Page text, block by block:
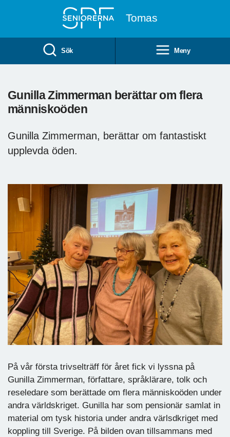
Tomas
Sök Meny
Gunilla Zimmerman berättar om flera
människoöden
Gunilla Zimmerman, berättar om fantastiskt
upplevda öden.
På vår första trivselträff för året fick vi lyssna på
Gunilla Zimmerman, författare, språklärare, tolk och
reseledare som berättade om flera människoöden under
andra världskriget. Gunilla har som pensionär samlat in
material om tysk historia under andra värlsdkriget med
koppling till Sverige. På bilden ovan tillsammans med